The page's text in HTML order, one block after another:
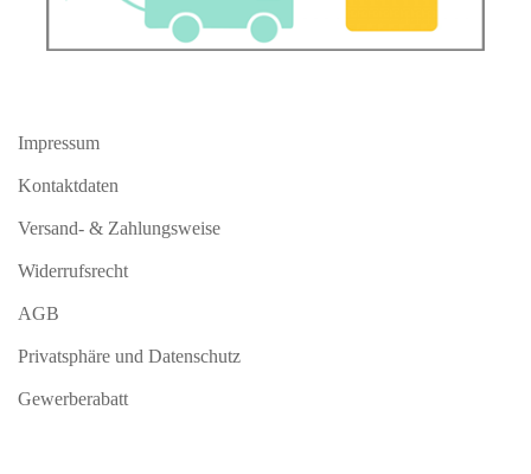
Impressum
Kontaktdaten
Versand- & Zahlungsweise
Widerrufsrecht
AGB
Privatsphäre und Datenschutz
Gewerberabatt